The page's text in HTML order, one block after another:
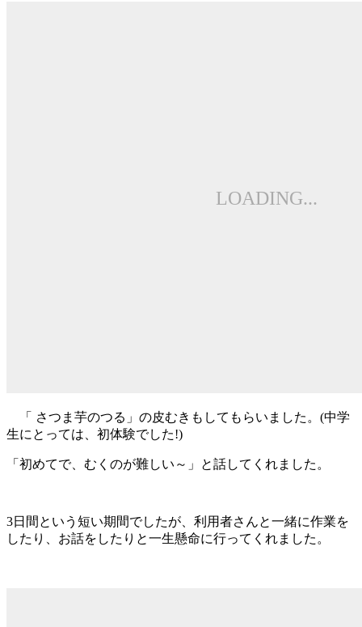
「 さつま芋のつる」の皮むきもしてもらいました。(中学
生にとっては、初体験でした!)
「初めてで、むくのが難しい～」と話してくれました。
3日間という短い期間でしたが、利用者さんと一緒に作業を
したり、お話をしたりと一生懸命に行ってくれました。